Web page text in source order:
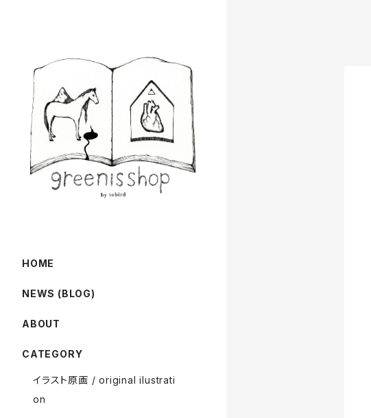
HOME
NEWS (BLOG)
ABOUT
CATEGORY
イラスト原画 / original ilustrati
on